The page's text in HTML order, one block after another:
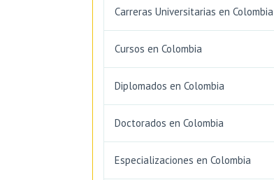
Carreras Universitarias en Colombia
Cursos en Colombia
Diplomados en Colombia
Doctorados en Colombia
Especializaciones en Colombia